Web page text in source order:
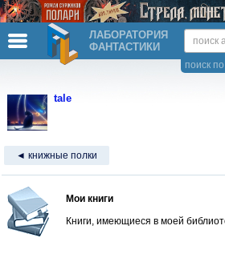
ЛАБОРАТОРИЯ
ФАНТАСТИКИ
поиск
tale
◄ книжные полки
Мои книги
Книги, имеющиеся в моей